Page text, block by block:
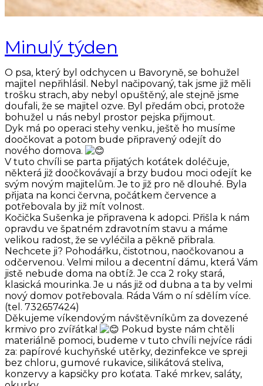
Minulý týden
O psa, který byl odchycen u Bavoryně, se bohužel
majitel nepřihlásil. Nebyl načipovaný, tak jsme již měli
trošku strach, aby nebyl opuštěný, ale stejně jsme
doufali, že se majitel ozve. Byl předám obci, protože
bohužel u nás nebyl prostor pejska přijmout.
Dyk má po operaci stehy venku, ještě ho musíme
doočkovat a potom bude připravený odejít do
nového domova.
V tuto chvíli se parta přijatých koťátek doléčuje,
některá již doočkovávají a brzy budou moci odejít ke
svým novým majitelům. Je to již pro ně dlouhé. Byla
přijata na konci června, počátkem července a
potřebovala by již mít volnost.
Kočička Sušenka je připravena k adopci. Přišla k nám
opravdu ve špatném zdravotním stavu a máme
velikou radost, že se vyléčila a pěkně přibrala.
Nechcete ji? Pohodářku, čistotnou, naočkovanou a
odčervenou. Velmi milou a decentní dámu, která Vám
jistě nebude doma na obtíž. Je cca 2 roky stará,
klasická mourinka. Je u nás již od dubna a ta by velmi
nový domov potřebovala. Ráda Vám o ní sdělím více.
(tel. 732657424)
Děkujeme víkendovým návštěvníkům za dovezené
krmivo pro zvířátka!
Pokud byste nám chtěli
materiálně pomoci, budeme v tuto chvíli nejvíce rádi
za: papírové kuchyňské utěrky, dezinfekce ve spreji
bez chloru, gumové rukavice, silikátová steliva,
konzervy a kapsičky pro koťata. Také mrkev, saláty,